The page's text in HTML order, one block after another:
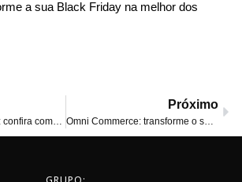
a sua Black Friday na melhor dos
Próximo
Omni Commerce: transforme o seu varejo com omnicanalidade